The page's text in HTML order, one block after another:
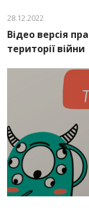
28.12.2022
Відео версія
території війни